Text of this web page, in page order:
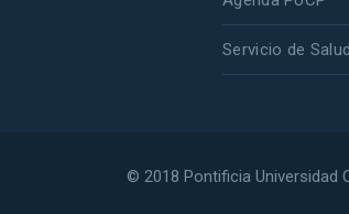
Servicio de Salud
© 2018 Pontificia Universidad